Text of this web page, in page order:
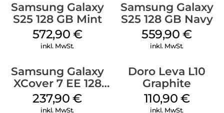
Samsung Galaxy
S25 128 GB Mint
572,90 €
inkl. MwSt.
Samsung Galaxy
S25 128 GB Navy
559,90€
inkl. MwSt.
Samsung Galaxy
XCover 7 EE 128
GB Black
237,90€
inkl. MwSt.
Doro Leva L10
Graphite
110,90 €
inkl. MwSt.